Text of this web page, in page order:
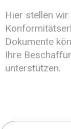
Hier stellen wir
Dokumente
Ihre
unterstützen.